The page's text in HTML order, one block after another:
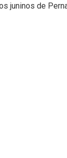
juninos de